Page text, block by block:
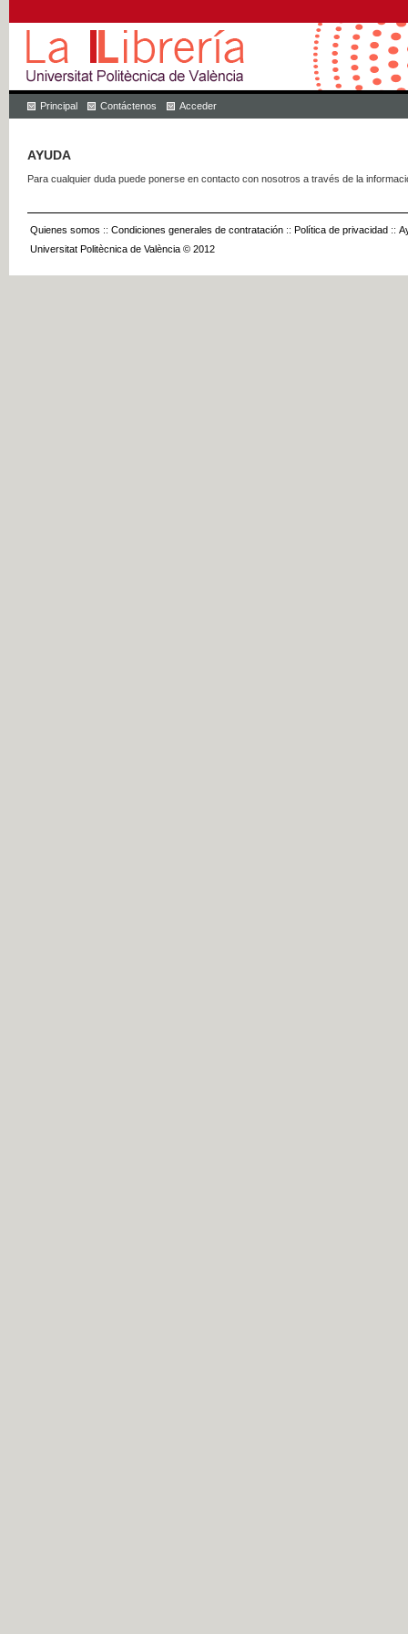
Principal Contáctenos Acceder
AYUDA
Para cualquier duda puede ponerse en contacto con nosotros a través de la
Quienes somos :: Condiciones generales de contratación :: Política de privacidad ::
Universitat Politècnica de València © 2012